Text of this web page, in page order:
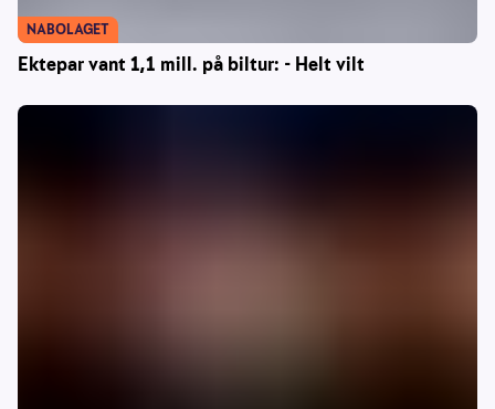
Ektepar vant 1,1 mill. på biltur: - Helt vilt
NABOLAGET